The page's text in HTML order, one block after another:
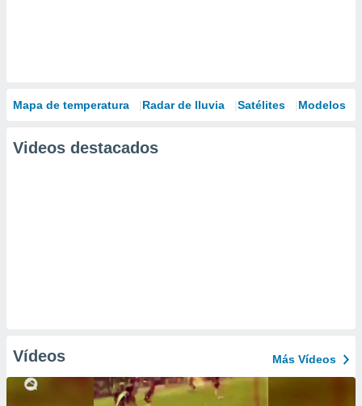
Mapa de temperatura Radar de lluvia Satélites Modelos
Videos destacados
Vídeos Más Vídeos